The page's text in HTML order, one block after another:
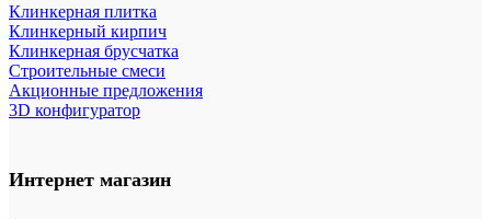
Клинкерная плитка
Клинкерный кирпич
Клинкерная брусчатка
Строительные смеси
Акционные предложения
3D конфигуратор
Интернет магазин